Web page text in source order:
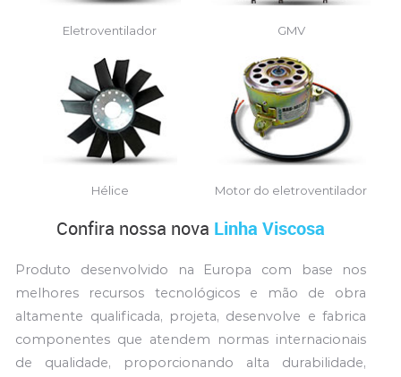
Eletroventilador GMV
Hélice Motor do eletroventilador
Confira nossa nova Linha Viscosa
Produto desenvolvido na Europa com base nos
melhores recursos tecnológicos e mão de obra
altamente qualificada, projeta, desenvolve e fabrica
componentes que atendem normas internacionais
de qualidade, proporcionando alta durabilidade,